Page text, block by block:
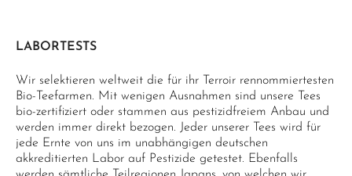
LABORTESTS
Wir selektieren weltweit die für ihr Terroir rennommiertesten
Bio-Teefarmen. Mit wenigen Ausnahmen sind unsere Tees
bio-zertifiziert oder stammen aus pestizidfreiem Anbau und
werden immer direkt bezogen. Jeder unserer Tees wird für
jede Ernte von uns im unabhängigen deutschen
akkreditierten Labor auf Pestizide getestet. Ebenfalls